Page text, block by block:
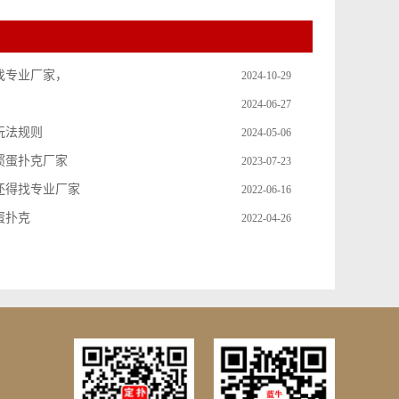
2024-10-29
业厂家，
2024-06-27
2024-05-06
法规则
2023-07-23
蛋扑克厂家
2022-06-16
得找专业厂家
2022-04-26
扑克